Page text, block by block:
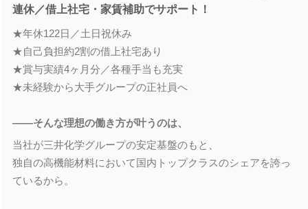
連休／借上社宅・家賃補助でサポート！
★年休122日／土日祝休み
★自己負担約2割の借上社宅あり
★賞与実績4ヶ月分／各種手当も充実
★未経験から大手グループの正社員へ
――そんな理想の働き方が叶うのは、
当社が三井化学グループの安定基盤のもと、
独自の高機能材料において国内トップクラスのシェアを誇っ
ているから。